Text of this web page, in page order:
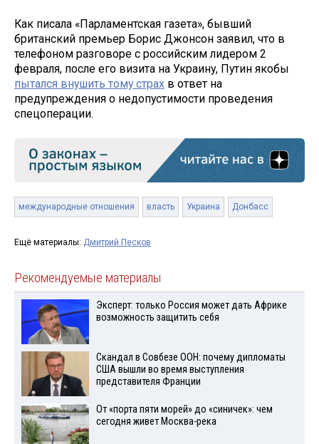
Как писала «Парламентская газета», бывший
британский премьер Борис Джонсон заявил, что в
телефоном разговоре с российским лидером 2
февраля, после его визита на Украину, Путин якобы
пытался внушить тому страх в ответ на
предупреждения о недопустимости проведения
спецоперации.
международные отношения власть Украина Донбасс
Ещё материалы: Дмитрий Песков
Рекомендуемые материалы
Эксперт: только Россия может дать Африке
возможность защитить себя
Скандал в Совбезе ООН: почему дипломаты
США вышли во время выступления
представителя Франции
От «порта пяти морей» до «синичек»: чем
сегодня живет Москва-река